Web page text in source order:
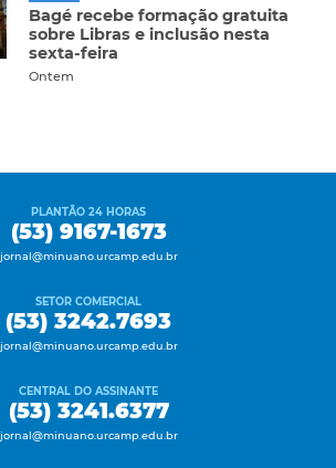
Bagé recebe formação gratuita
sobre Libras e inclusão nesta
sexta-feira
Ontem
PLANTÃO 24 HORAS
(53) 9167-1673
jornal@minuano.urcamp.edu.br
SETOR COMERCIAL
(53) 3242.7693
jornal@minuano.urcamp.edu.br
CENTRAL DO ASSINANTE
(53) 3241.6377
jornal@minuano.urcamp.edu.br